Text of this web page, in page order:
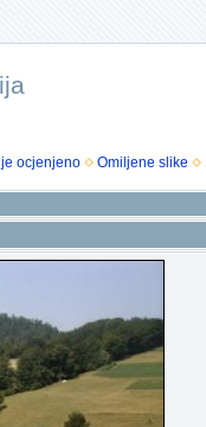
ocjenjeno Omiljene slike